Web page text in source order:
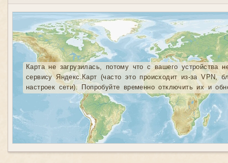
Карта не загрузилась, потому что с вашего устройства
сервису Яндекс.Карт (часто это происходит из-за VPN,
настроек сети). Попробуйте временно отключить их и